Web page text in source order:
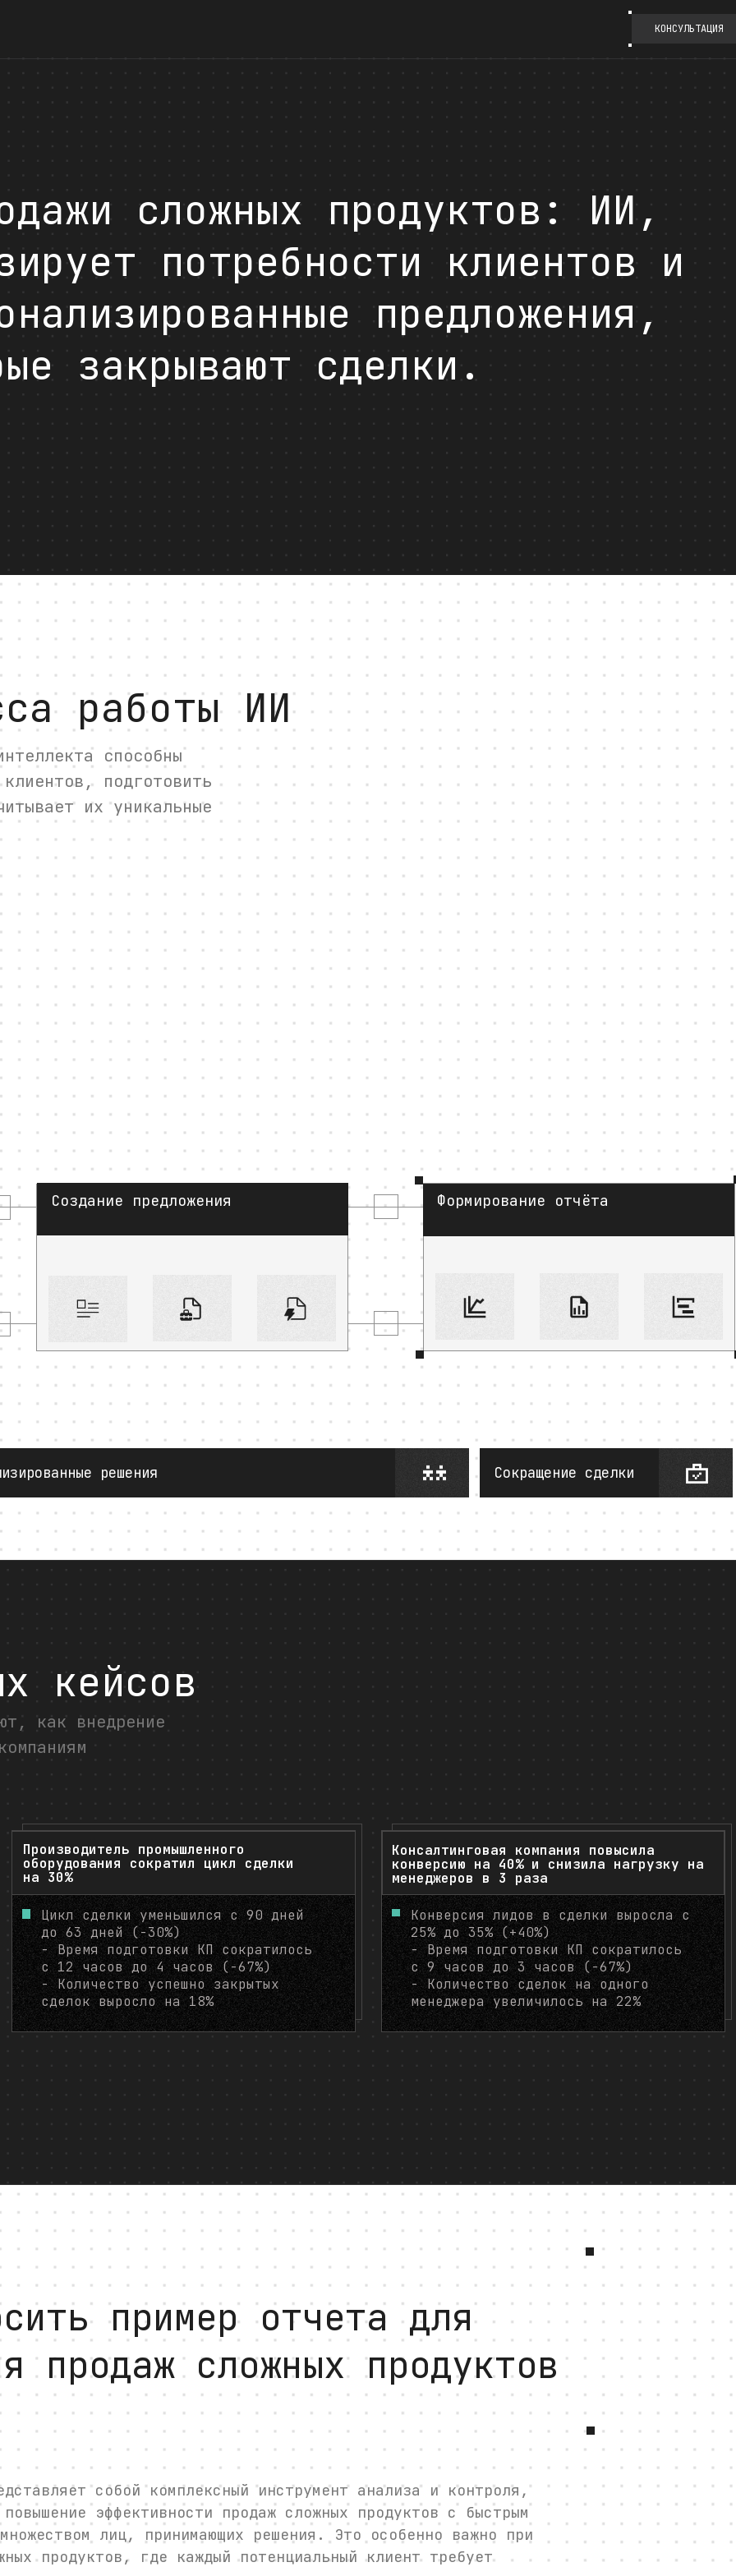
КОНСУЛЬТАЦИЯ
сложных продуктов: ИИ,
потребности клиентов и
предложения,
закрывают сделки.
способны
подготовить
их уникальные
работы ИИ
Формирование отчёта
Создание предложения
Полнота анализа
решения Сокращение сделки
как внедрение
кейсов
Цикл сделки уменьшился с 90 дней
до 63 дней (-30%)
- Время подготовки КП сократилось
с 12 часов до 4 часов (-67%)
- Количество успешно закрытых
сделок выросло на 18%
Производитель промышленного
оборудования сократил цикл сделки
на 30%
Конверсия лидов в сделки выросла с
25% до 35% (+40%)
- Время подготовки КП сократилось
с 9 часов до 3 часов (-67%)
- Количество сделок на одного
менеджера увеличилось на 22%
Финансовая устойчивость компании
Консалтинговая компания повысила
конверсию на 40% и снизила нагрузку на
менеджеров в 3 раза
собой комплексный инструмент анализа и контроля,
эффективности продаж сложных продуктов с быстрым
лиц, принимающих решения. Это особенно важно при
продуктов, где каждый потенциальный клиент требует
пример отчета для
продаж сложных продуктов